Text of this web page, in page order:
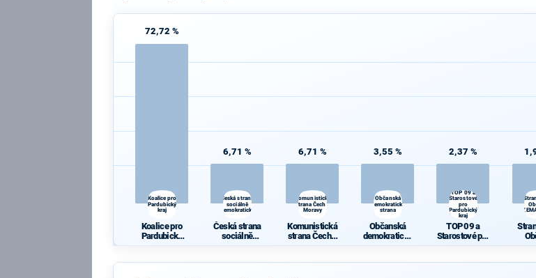
72,72 %
Koalice pro
Pardubický
kraj
Koalice pro
Pardubický
6,71 %
Česká strana
sociálně
demokratická
Česká strana
sociálně
6,71 %
Komunistická
strana Čech a
Moravy
Komunistická
strana Čech a
3,55 %
Občanská
demokratická
strana
Občanská
demokratická
2,37 %
TOP 09 a
Starostové
pro
Pardubický
kraj
TOP 09 a
Starostové pro